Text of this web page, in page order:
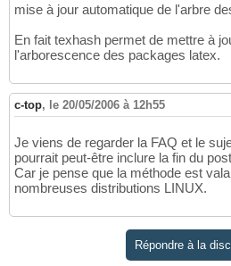
mise à jour automatique de l'arbre
En fait texhash permet de mettre à
l'arborescence des packages latex.
c-top, le 20/05/2006 à 12h55
Je viens de regarder la FAQ et le
pourrait peut-être inclure la fin du
Car je pense que la méthode est
nombreuses distributions LINUX.
Répondre à la